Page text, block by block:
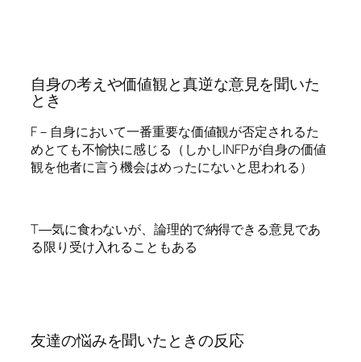
自身の考えや価値観と真逆な意見を聞いた
とき
F－自身において一番重要な価値観が否定されるた
めとても不愉快に感じる（しかしINFPが自身の価値
観を他者に言う機会はめったにないと思われる）
T―気に食わないが、論理的で納得できる意見であ
る限り受け入れることもある
友達の悩みを聞いたときの反応